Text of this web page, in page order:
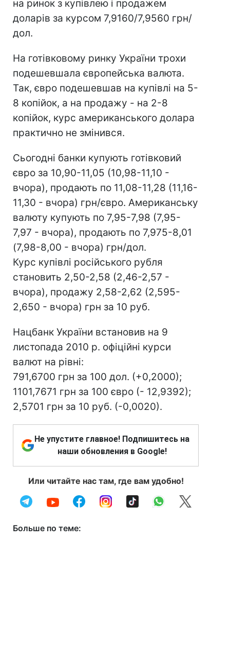
на ринок з купівлею і продажем
доларів за курсом 7,9160/7,9560 грн/
дол.
На готівковому ринку України трохи
подешевшала європейська валюта.
Так, євро подешевшав на купівлі на 5-
8 копійок, а на продажу - на 2-8
копійок, курс американського долара
практично не змінився.
Сьогодні банки купують готівковий
євро за 10,90-11,05 (10,98-11,10 -
вчора), продають по 11,08-11,28 (11,16-
11,30 - вчора) грн/євро. Американську
валюту купують по 7,95-7,98 (7,95-
7,97 - вчора), продають по 7,975-8,01
(7,98-8,00 - вчора) грн/дол.
Курс купівлі російського рубля
становить 2,50-2,58 (2,46-2,57 -
вчора), продажу 2,58-2,62 (2,595-
2,650 - вчора) грн за 10 руб.
Нацбанк України встановив на 9
листопада 2010 р. офіційні курси
валют на рівні:
791,6700 грн за 100 дол. (+0,2000);
1101,7671 грн за 100 євро (- 12,9392);
2,5701 грн за 10 руб. (-0,0020).
Не упустите главное! Подпишитесь на
наши обновления в Google!
Или читайте нас там, где вам удобно!
Больше по теме: